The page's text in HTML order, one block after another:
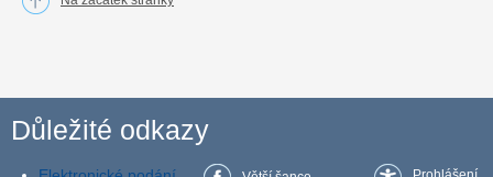
Důležité odkazy